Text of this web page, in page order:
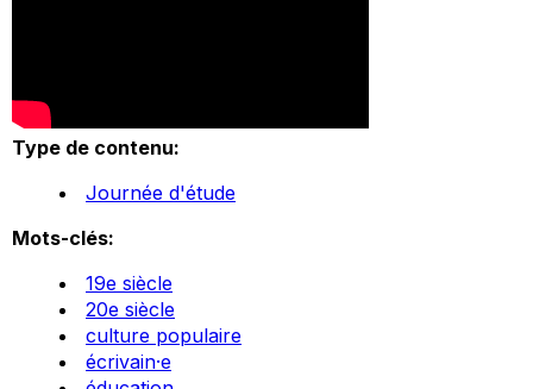
Type de contenu:
Journée d'étude
Mots-clés:
19e siècle
20e siècle
culture populaire
écrivain·e